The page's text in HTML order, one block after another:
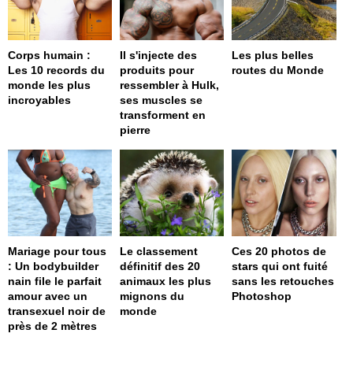
Corps humain :
Les 10 records du
monde les plus
incroyables
Il s'injecte des
produits pour
ressembler à Hulk,
ses muscles se
transforment en
pierre
Les plus belles
routes du Monde
Mariage pour tous
: Un bodybuilder
nain file le parfait
amour avec un
transexuel noir de
près de 2 mètres
Le classement
définitif des 20
animaux les plus
mignons du
monde
Ces 20 photos de
stars qui ont fuité
sans les retouches
Photoshop